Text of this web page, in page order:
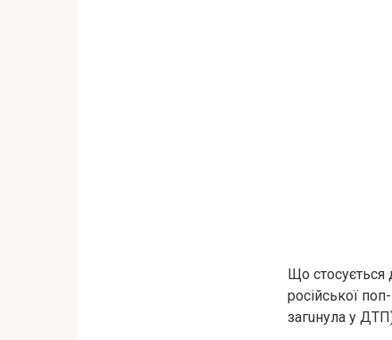
Що стосується
російської
загuнула у